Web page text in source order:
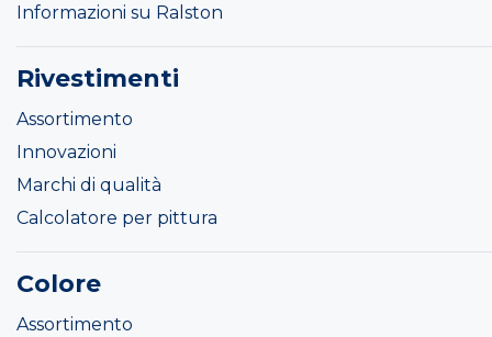
Informazioni su Ralston
Rivestimenti
Assortimento
Innovazioni
Marchi di qualità
Calcolatore per pittura
Colore
Assortimento